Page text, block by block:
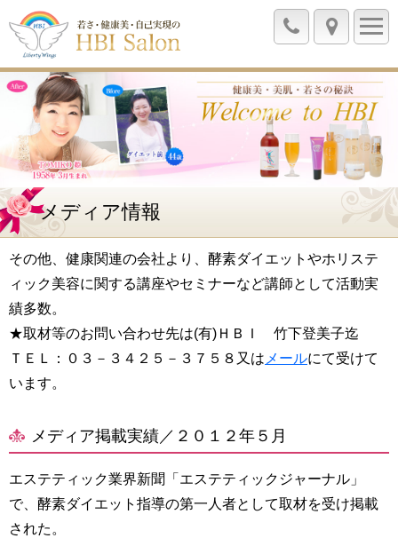
メディア情報
その他、健康関連の会社より、酵素ダイエットやホリステ
ィック美容に関する講座やセミナーなど講師として活動実
績多数。
★取材等のお問い合わせ先は(有)ＨＢＩ 竹下登美子迄
ＴＥＬ：０３－３４２５－３７５８又は メールにて受けて
います。
メディア掲載実績／２０１２年５月
エステティック業界新聞「エステティックジャーナル」
で、酵素ダイエット指導の第一人者として取材を受け掲載
された。